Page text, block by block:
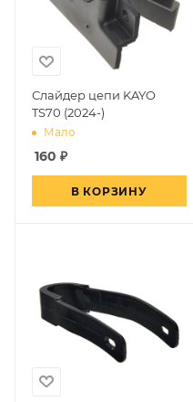
Слайдер цепи KAYO
TS70 (2024-)
Мало
160 ₽
В КОРЗИНУ